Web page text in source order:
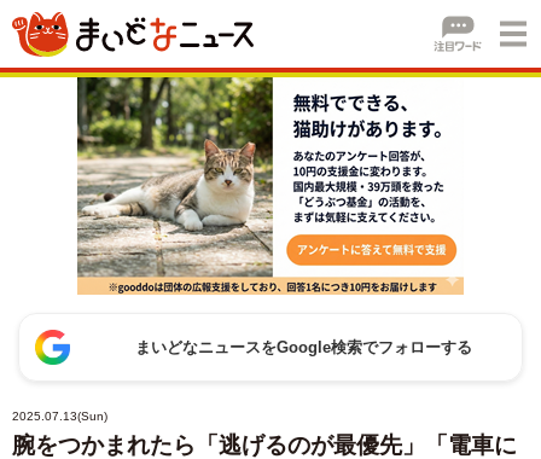
まいどなニュースをGoogle検索でフォローする
2025.07.13(Sun)
腕をつかまれたら「逃げるのが最優先」「電車に